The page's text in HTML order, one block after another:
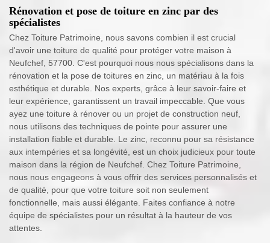
Rénovation et pose de toiture en zinc par des
spécialistes
Chez Toiture Patrimoine, nous savons combien il est crucial
d'avoir une toiture de qualité pour protéger votre maison à
Neufchef, 57700. C'est pourquoi nous nous spécialisons dans la
rénovation et la pose de toitures en zinc, un matériau à la fois
esthétique et durable. Nos experts, grâce à leur savoir-faire et
leur expérience, garantissent un travail impeccable. Que vous
ayez une toiture à rénover ou un projet de construction neuf,
nous utilisons des techniques de pointe pour assurer une
installation fiable et durable. Le zinc, reconnu pour sa résistance
aux intempéries et sa longévité, est un choix judicieux pour toute
maison dans la région de Neufchef. Chez Toiture Patrimoine,
nous nous engageons à vous offrir des services personnalisés et
de qualité, pour que votre toiture soit non seulement
fonctionnelle, mais aussi élégante. Faites confiance à notre
équipe de spécialistes pour un résultat à la hauteur de vos
attentes.